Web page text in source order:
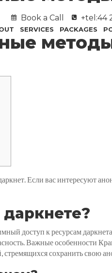
Book a Call +tel:44
SERVICES PACKAGES
Если вас интересуют
доступ к ресурсам
Важные особенности
стремящихся сохранить свою